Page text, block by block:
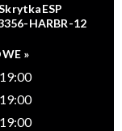
HARBR-12
»